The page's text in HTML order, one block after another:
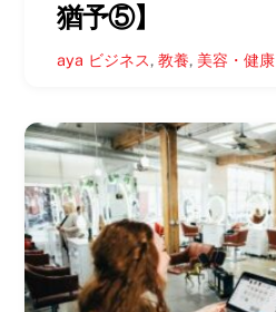
猶予⑤】
aya ビジネス, 教養, 美容・健康